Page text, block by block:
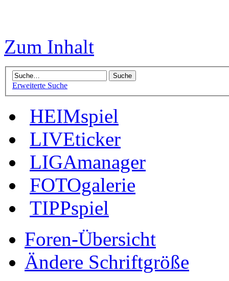
Zum Inhalt
Erweiterte Suche
HEIMspiel
LIVEticker
LIGAmanager
FOTOgalerie
TIPPspiel
Foren-Übersicht
Ändere Schriftgröße